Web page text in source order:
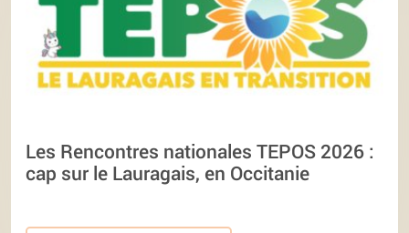
Les Rencontres nationales TEPOS 2026 :
cap sur le Lauragais, en Occitanie